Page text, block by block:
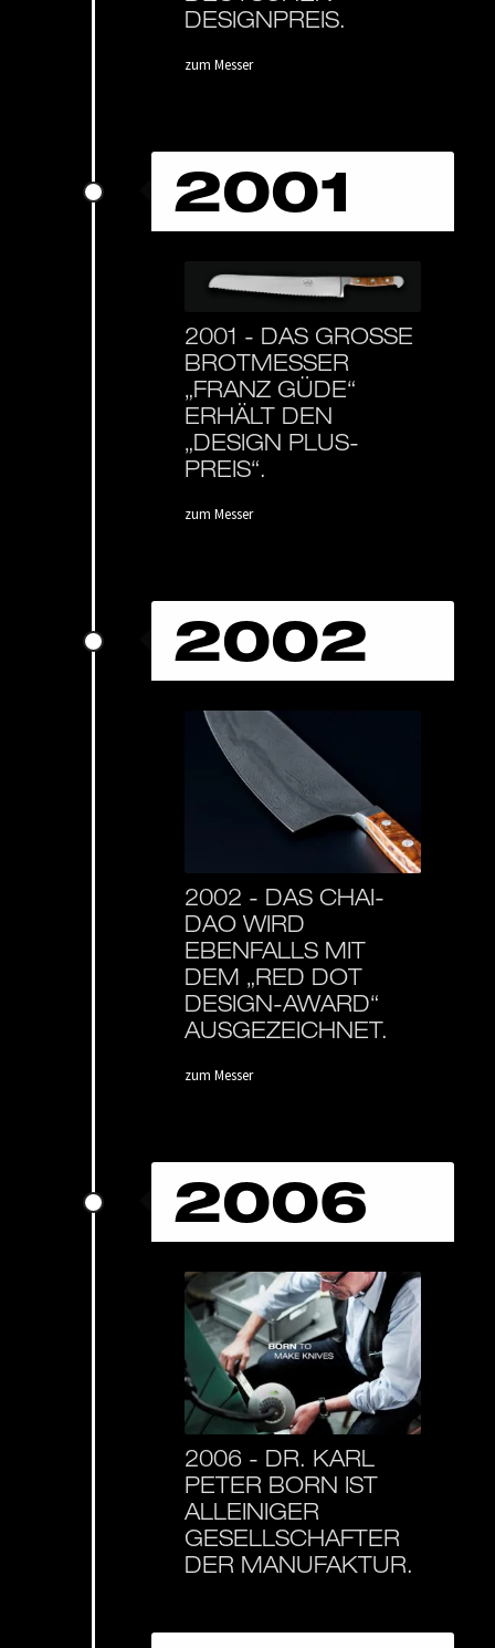
DESIGNPREIS.
zum Messer
2001
2001 - DAS GROSSE B
ROTMESSER „
FRANZ GÜDE“ E
RHÄLT DEN „
DESIGN PLUS-P
REIS“.
zum Messer
2002
2002 - DAS CHAI-
DAO WIRD
EBENFALLS MIT
DEM „RED DOT
DESIGN-AWARD“
AUSGEZEICHNET.
zum Messer
2006
2006 - DR. KARL
PETER BORN IST
ALLEINIGER
GESELLSCHAFTER
DER MANUFAKTUR.